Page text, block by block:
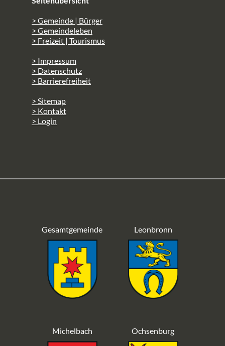
> Gemeinde | Bürger
> Gemeindeleben
> Freizeit | Tourismus
> Impressum
> Datenschutz
> Barrierefreiheit
> Sitemap
> Kontakt
> Login
Gesamtgemeinde Leonbronn
Michelbach Ochsenburg